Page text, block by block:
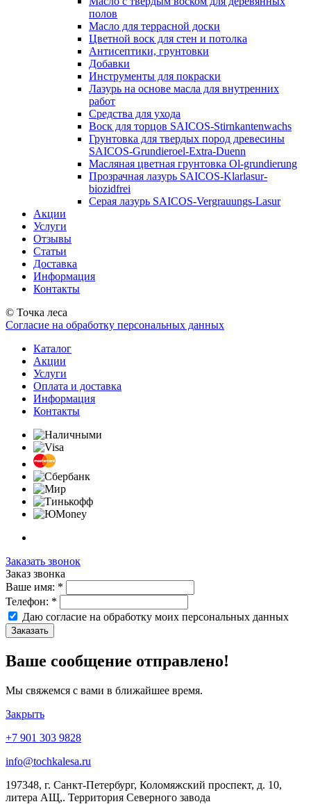
полов
Масло для террасной доски
Цветной воск для стен и потолка
Антисептики, грунтовки
Добавки
Инструменты для покраски
Лазурь на основе масла для внутренних
работ
Средства для ухода
Воск для торцов SAICOS-Stirnkantenwachs
Грунтовка для твердых пород древесины
SAICOS-Grundieroel-Extra-Duenn
Масляная цветная грунтовка Ol-grundierung
Прозрачная лазурь SAICOS-Klarlasur-
biozidfrei
Серая лазурь SAICOS-Vergrauungs-Lasur
Акции
Услуги
Отзывы
Статьи
Доставка
Информация
Контакты
© Точка леса
Согласие на обработку персональных данных
Каталог
Акции
Услуги
Оплата и доставка
Информация
Контакты
Заказать звонок
Заказ звонка
Ваше имя: *
Телефон: *
Даю согласие на обработку моих персональных данных
Заказать
Ваше сообщение отправлено!
Мы свяжемся с вами в ближайшее время.
Закрыть
+7 901 303 9828
info@tochkalesa.ru
197348, г. Санкт-Петербург, Коломяжский проспект, д. 10,
литера АЩ,. Территория Северного завода